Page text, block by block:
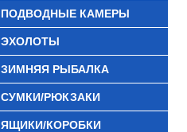
ПОДВОДНЫЕ КАМЕРЫ
ЭХОЛОТЫ
ЗИМНЯЯ РЫБАЛКА
СУМКИ/РЮКЗАКИ
ЯЩИКИ/КОРОБКИ